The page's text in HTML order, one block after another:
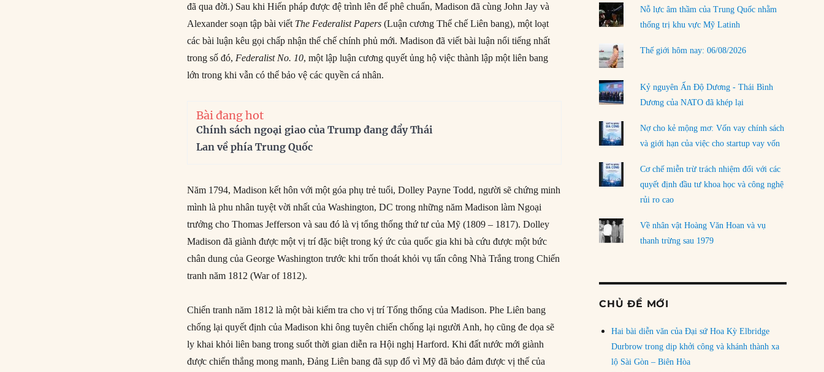
đã qua đời.) Sau khi Hiến pháp được đệ trình lên để phê chuẩn, Madison đã cùng John Jay và
Alexander soạn tập bài viết The Federalist Papers(Luận cương Thể chế Liên bang), một loạt
các bài luận kêu gọi chấp nhận thể chế chính phủ mới. Madison đã viết bài luận nổi tiếng nhất
trong số đó, Federalist No. 10, một lập luận cương quyết ủng hộ việc thành lập một liên bang
lớn trong khi vẫn có thể bảo vệ các quyền cá nhân.
Bài đang hot
Chính sách ngoại giao của Trump đang đẩy Thái
Lan về phía Trung Quốc
Năm 1794, Madison kết hôn với một góa phụ trẻ tuổi, Dolley Payne Todd, người sẽ chứng minh
mình là phu nhân tuyệt vời nhất của Washington, DC trong những năm Madison làm Ngoại
trưởng cho Thomas Jefferson và sau đó là vị tổng thống thứ tư của Mỹ (1809 – 1817). Dolley
Madison đã giành được một vị trí đặc biệt trong ký ức của quốc gia khi bà cứu được một bức
chân dung của George Washington trước khi trốn thoát khỏi vụ tấn công Nhà Trắng trong Chiến
tranh năm 1812 (War of 1812).
Chiến tranh năm 1812 là một bài kiểm tra cho vị trí Tổng thống của Madison. Phe Liên bang
chống lại quyết định của Madison khi ông tuyên chiến chống lại người Anh, họ cũng đe dọa sẽ
ly khai khỏi liên bang trong suốt thời gian diễn ra Hội nghị Harford. Khi đất nước mới giành
được chiến thắng mong manh, Đảng Liên bang đã sụp đổ vì Mỹ đã bảo đảm được vị thế của
LOAD MORE
Nỗ lực âm thầm của Trung Quốc nhằm
thống trị khu vực Mỹ Latinh
Thế giới hôm nay: 06/08/2026
Kỷ nguyên Ấn Độ Dương - Thái Bình
Dương của NATO đã khép lại
Nợ cho kẻ mộng mơ: Vốn vay chính sách
và giới hạn của việc cho startup vay vốn
Cơ chế miễn trừ trách nhiệm đối với các
quyết định đầu tư khoa học và công nghệ
rủi ro cao
Về nhân vật Hoàng Văn Hoan và vụ
thanh trừng sau 1979
CHỦ ĐỀ MỚI
Hai bài diễn văn của Đại sứ Hoa Kỳ Elbridge
Durbrow trong dịp khởi công và khánh thành xa
lộ Sài Gòn – Biên Hòa